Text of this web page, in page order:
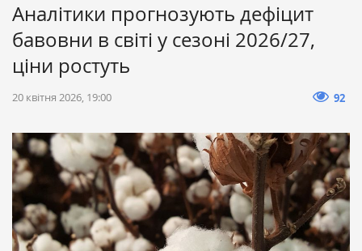
Аналітики прогнозують дефіцит
бавовни в світі у сезоні 2026/27,
ціни ростуть
20 квітня 2026, 19:00 92